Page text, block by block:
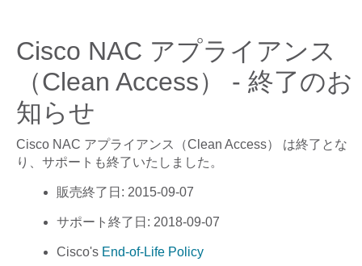
Cisco NAC アプライアンス
（Clean Access） - 終了のお
知らせ
Cisco NAC アプライアンス（Clean Access）
は終了とな
り、サポートも終了いたしました。
販売終了日 : 2015-09-07
サポート終了日 : 2018-09-07
Cisco's End-of-Life Policy